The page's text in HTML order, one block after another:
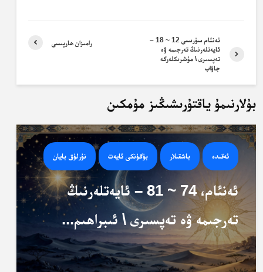
رامىزان ھارپىسى
ئەنئام سۈرىسى 12 ~ 18 –
ئايەتلەرنىڭ تەرجىمە ۋە
تەپسىرى \ مۇشرىكلەرگە
جاۋاب
بۇلارنىمۇ ياقتۇرىشىڭىز مۇمكىن
ئەقىدە باشقىلار بۈگۈنكى ئايەت نۇرلۇق بايان
ئەنئام، 74 ~ 81 – ئايەتلەرنىڭ
تەرجىمە ۋە تەپسىرى \ ئىبراھىم...